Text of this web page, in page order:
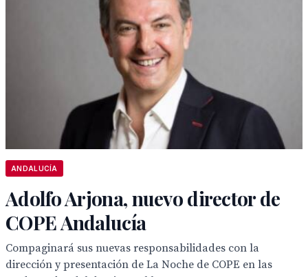
ANDALUCÍA
Adolfo Arjona, nuevo director de
COPE Andalucía
Compaginará sus nuevas responsabilidades con la
dirección y presentación de La Noche de COPE en las